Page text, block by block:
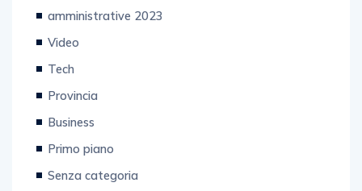
amministrative 2023
Video
Tech
Provincia
Business
Primo piano
Senza categoria